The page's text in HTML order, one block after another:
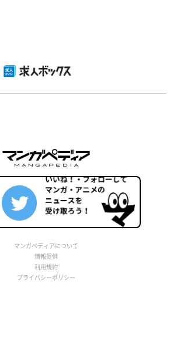
マンガペディアについて
情報提供
利用規約
プライバシーポリシー